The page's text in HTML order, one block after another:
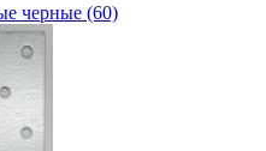
черные (60)